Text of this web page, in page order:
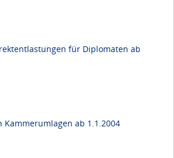
für Diplomaten ab
ab 1.1.2004